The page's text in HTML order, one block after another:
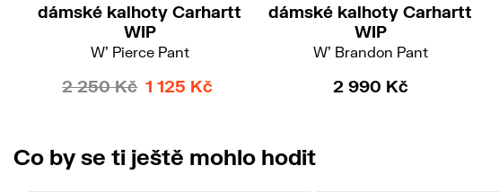
dámské kalhoty Carhartt
WIP
W' Pierce Pant
2 250 Kč 1 125 Kč
dámské kalhoty Carhartt
WIP
W' Brandon Pant
2 990 Kč
Co by se ti ještě mohlo hodit